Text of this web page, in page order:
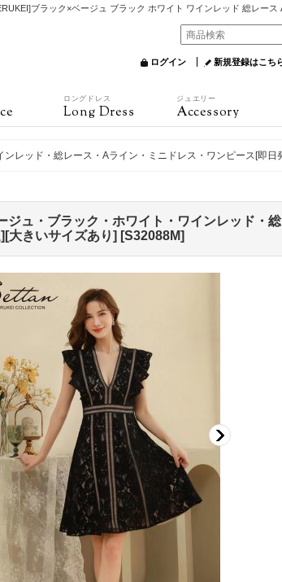
ブラック×ベージュ ブラック ホワイト ワインレッド 総レース
ログイン 新規登録はこち
ロングドレス
Long Dress
ジュエリー
Accessory
レッド・総レース・Aライン・ミニドレス・ワンピース[即日
ュ・ブラック・ホワイト・ワインレッド・
大きいサイズあり] [S32088M]